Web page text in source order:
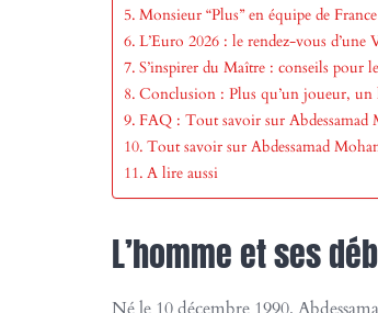
Monsieur “Plus” en équipe de France
L’Euro 2026 : le rendez-vous d’une
S’inspirer du Maître : conseils pour
Conclusion : Plus qu’un joueur, un
FAQ : Tout savoir sur Abdessamad
Tout savoir sur Abdessamad
A lire aussi
L’homme et ses